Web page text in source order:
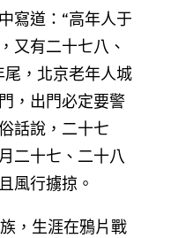
寫道：“高年人于
又有二十七八、
，北京老年人城
，出門必定要警
話說，二十七
二十七、二十八
風行擄掠。
，生涯在鴉片戰